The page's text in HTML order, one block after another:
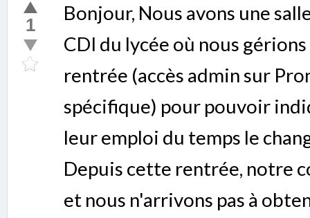
1
Bonjour, Nous avons une
CDI du lycée où nous
rentrée (accès admin sur
spécifique) pour pouvoir
leur emploi du temps le
Depuis cette rentrée, notre
et nous n'arrivons pas à